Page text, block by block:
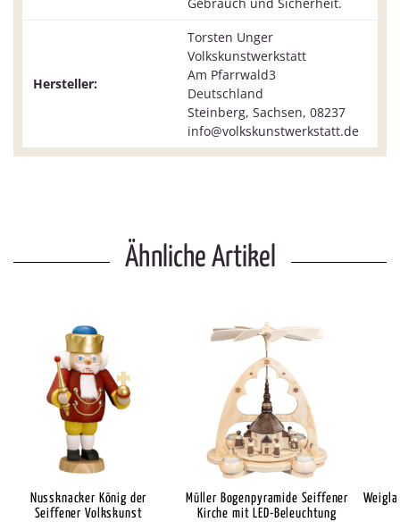
Hersteller:
Torsten Unger
Volkskunstwerkstatt
Am Pfarrwald3
Deutschland
Steinberg, Sachsen, 08237
info@volkskunstwerkstatt.de
Ähnliche Artikel
Nussknacker König der
Seiffener Volkskunst
Müller Bogenpyramide Seiffener
Kirche mit LED-Beleuchtung
Weigla